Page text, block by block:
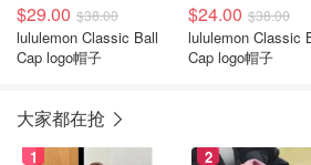
$29.00 $38.00
lululemon Classic Ball
Cap logo帽子
$24.00 $38.00
lululemon Classic
Cap logo帽子
大家都在抢
1 2